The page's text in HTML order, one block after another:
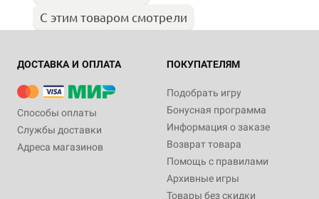
С этим товаром смотрели
ДОСТАВКА И ОПЛАТА
Способы оплаты
Службы доставки
Адреса магазинов
ПОКУПАТЕЛЯМ
Подобрать игру
Бонусная программа
Информация о заказе
Возврат товара
Помощь с правилами
Архивные игры
Товары без скидки